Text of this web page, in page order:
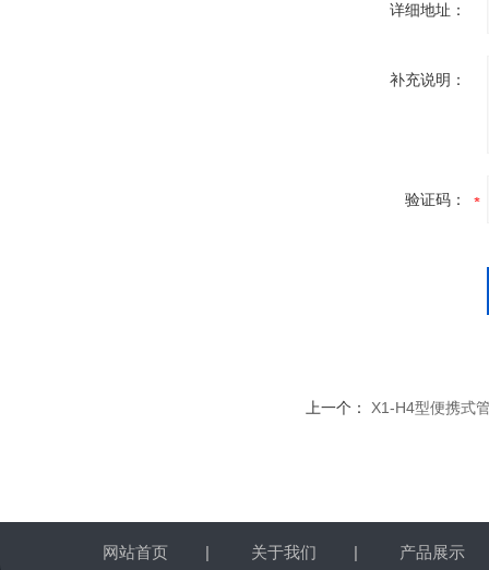
详细地址：
补充说明：
验证码：
上一个： X1-H4型便携式
网站首页 | 关于我们 | 产品展示